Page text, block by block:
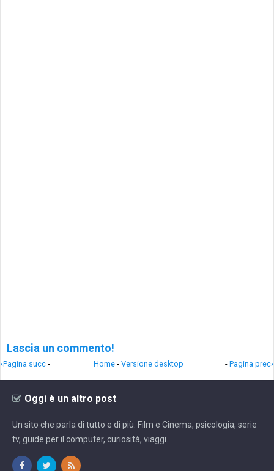
Lascia un commento!
‹Pagina succ - - Pagina prec›
Home - Versione desktop
Oggi è un altro post
Un sito che parla di tutto e di più. Film e Cinema, psicologia, serie
tv, guide per il computer, curiosità, viaggi.